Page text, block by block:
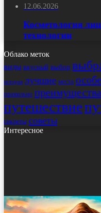
12.06.2026
Косметология
технологии
Облако меток
виды вкусный выбор
история лучшие места
правильно преимущества
путешествие
секреты советы
Интересное